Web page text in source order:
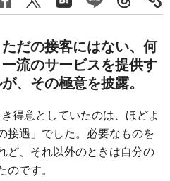
ただの接客にはない、何
流のサービスを提供す
、その極意を披露。
得意としていたのは、ほどよ
接遇」でした。必要なものを
ど、それ以外のときは自分の
のです。